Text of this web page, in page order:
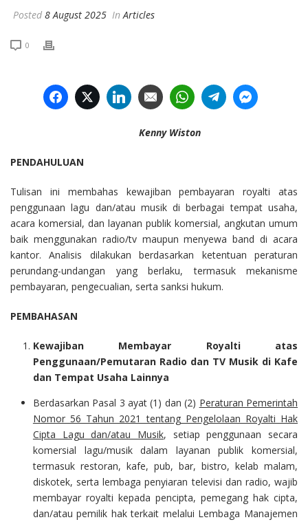
Posted 8 August 2025 InArticles
0
FacebookTwitter LinkedInEmail WhatsAppTelegram
Kenny Wiston
PENDAHULUAN
Tulisan ini membahas kewajiban pembayaran royalti atas
penggunaan lagu dan/atau musik di berbagai tempat usaha,
acara komersial, dan layanan publik komersial, angkutan umum
baik menggunakan radio/tv maupun menyewa band di acara
kantor. Analisis dilakukan berdasarkan ketentuan peraturan
perundang-undangan yang berlaku, termasuk mekanisme
pembayaran, pengecualian, serta sanksi hukum.
PEMBAHASAN
Kewajiban Membayar Royalti atas
Penggunaan/Pemutaran Radio dan TV Musik di Kafe
dan Tempat Usaha Lainnya
Berdasarkan Pasal 3 ayat (1) dan (2) Peraturan Pemerintah
Nomor 56 Tahun 2021 tentang Pengelolaan Royalti Hak
Cipta Lagu dan/atau Musik, setiap penggunaan secara
komersial lagu/musik dalam layanan publik komersial,
termasuk restoran, kafe, pub, bar, bistro, kelab malam,
diskotek, serta lembaga penyiaran televisi dan radio, wajib
membayar royalti kepada pencipta, pemegang hak cipta,
dan/atau pemilik hak terkait melalui Lembaga Manajemen